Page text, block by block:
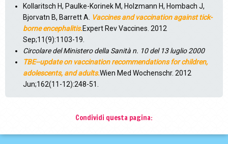
Kollaritsch H, Paulke-Korinek M, Holzmann H, Hombach J,
Bjorvatn B, Barrett A. Vaccines and vaccination against tick-
borne encephalitis.Expert Rev Vaccines. 2012
Sep;11(9):1103-19.
Circolare delMinistero della Sanità n. 10 del 13 luglio 2000
TBE--update on vaccination recommendations for children,
adolescents, and adults.Wien Med Wochenschr. 2012
Jun;162(11-12):248-51.
Condividi questa pagina: